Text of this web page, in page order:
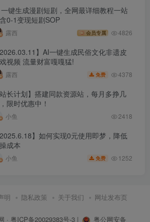
键生成漫剧短剧，全网最详细教程一站
0-1变现短剧SOP
露西 会员专属 4826
2026.03.11】AI一键生成民俗文化非遗皮
视频 流量财富嘎嘎猛!
露西 免费 4378
站长计划】搭建同款资源站，每月多挣几
限时优惠中！
小鱼 2418
2025.6.18】如何实现0元使用即梦，降低
成本
小鱼 免费 1252
明 隐私政策 关于我们 网址发布页
· 粤ICP备20029383号-3| 粤公网安备